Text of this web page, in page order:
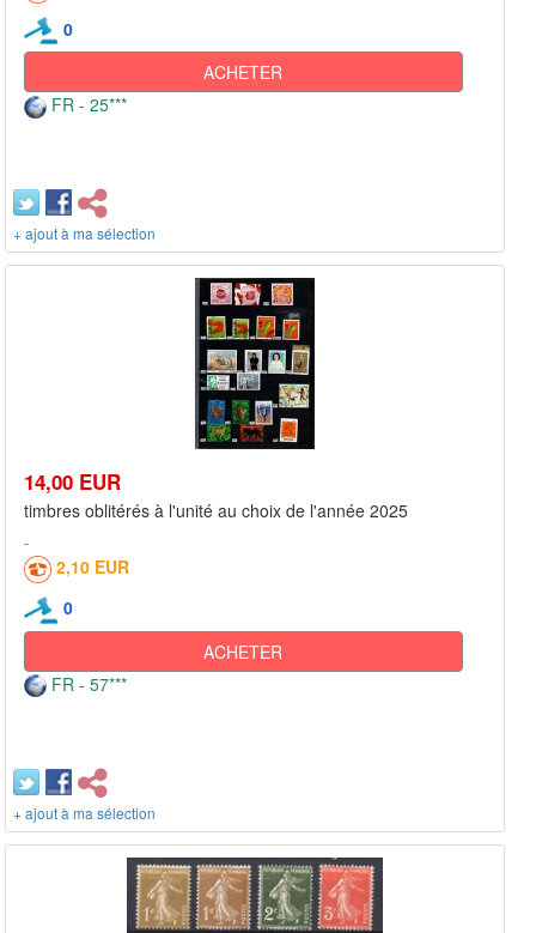
0
ACHETER
FR - 25***
+ ajout à ma sélection
14,00 EUR
timbres oblitérés à l'unité au choix de l'année 2025
2,10 EUR
0
ACHETER
FR - 57***
+ ajout à ma sélection